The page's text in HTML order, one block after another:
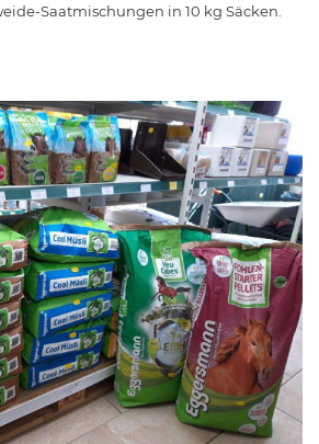
Saatmischungen in 10 kg Säcken.